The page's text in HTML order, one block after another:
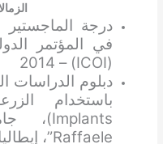
في المؤتمر
(ICOI) – 2014
دبلوم الدراسات
Raffaele”، إيطاليا – 2025